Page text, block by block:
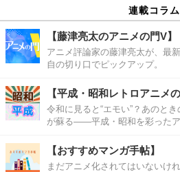
連載コラム
【藤津亮太のアニメの門V】
アニメ評論家の藤津亮太が、最
自の切り口でピックアップ。
【平成・昭和レトロアニメ
令和に見ると“エモい”？あのと
が蘇る――平成・昭和を彩ったア
【おすすめマンガ手帖】
まだアニメ化されてはいないけ